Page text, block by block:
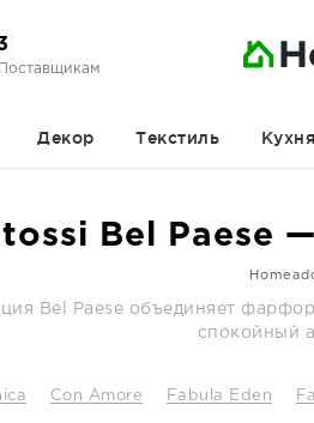
Поставщикам
Декор Текстиль Кухня
Bel Paese
Bel Paese объединяет
спокойный
Con Amore Fabula Eden